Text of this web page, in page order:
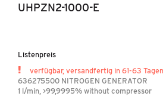
UHPZN2-1000-E
Listenpreis
verfügbar, versandfertig in 61-63 Tagen
636275500 NITROGEN GENERATOR
1 l/min, >99,9995% without compressor